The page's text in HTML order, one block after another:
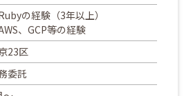
の経験（3年以上）
、GCP等の経験
23区
委託